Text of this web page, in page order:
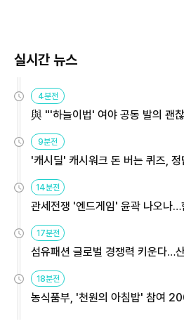
실시간 뉴스
4분전
與 "'하늘이법' 여야 공동 발의 괜
9분전
'캐시딜' 캐시워크 돈 버는 퀴즈, 정
14분전
관세전쟁 '엔드게임' 윤곽 나오나
17분전
섬유패션 글로벌 경쟁력 키운다…
18분전
농식품부, '천원의 아침밥' 참여